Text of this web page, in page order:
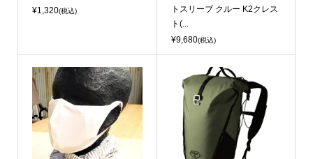
¥1,320(税込)
トスリーブ クルー K2クレス
ト(...
¥9,680(税込)